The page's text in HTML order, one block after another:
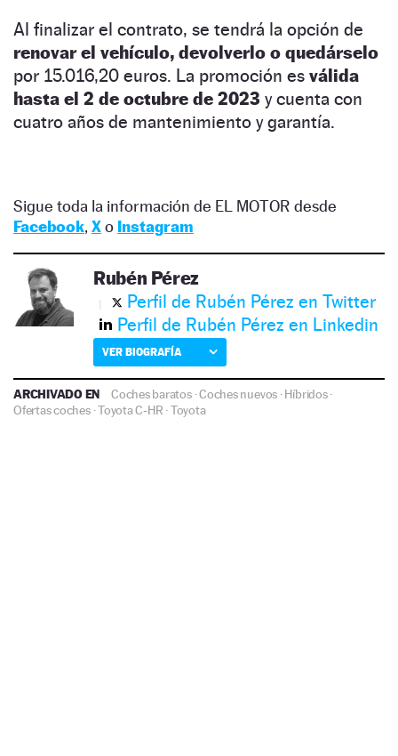
Al finalizar el contrato, se tendrá la opción de
renovar el vehículo, devolverlo o quedárselo
por 15.016,20 euros. La promoción es válida
hasta el 2 de octubre de 2023 y cuenta con
cuatro años de mantenimiento y garantía.
Sigue toda la información de EL MOTOR desde
Facebook, Xo Instagram
Rubén Pérez
Perfil de Rubén Pérez en Twitter
Perfil de Rubén Pérez en Linkedin
VER BIOGRAFÍA
ARCHIVADO EN Coches baratos·Coches nuevos ·Híbridos·
Ofertas coches·Toyota C-HR ·Toyota